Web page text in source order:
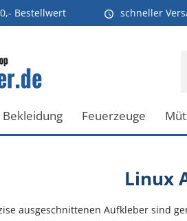
Bestellwert schneller
Bekleidung Feuerzeuge
Linux
ausgeschnittenen Aufkleber sind